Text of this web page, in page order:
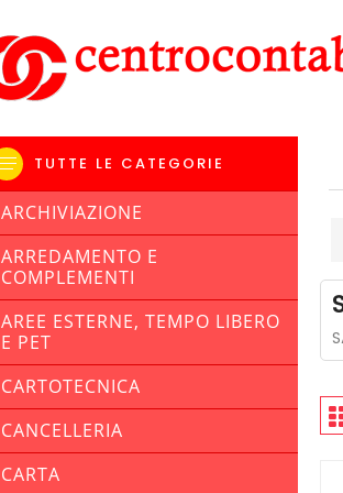
TUTTE LE CATEGORIE
ARCHIVIAZIONE
ARREDAMENTO E
COMPLEMENTI
AREE ESTERNE, TEMPO LIBERO
E PET
CARTOTECNICA
CANCELLERIA
CARTA